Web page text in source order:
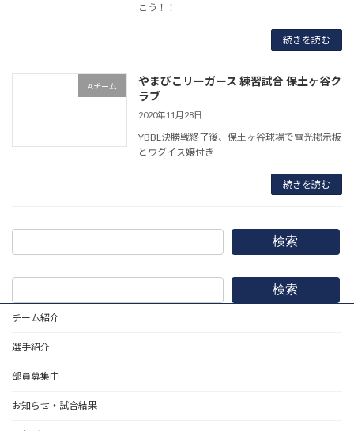
こう！！
続きを読む
Aチーム
やまびこリーガース 練習試合 保土ヶ谷ク
ラブ
2020年11月28日
YBBL決勝戦終了後、保土ヶ谷球場で電光掲示板
とウグイス嬢付き
続きを読む
検索
検索
チーム紹介
選手紹介
部員募集中
お知らせ・試合結果